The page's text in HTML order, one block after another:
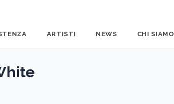
ARTISTI NEWS CHI SIAMO